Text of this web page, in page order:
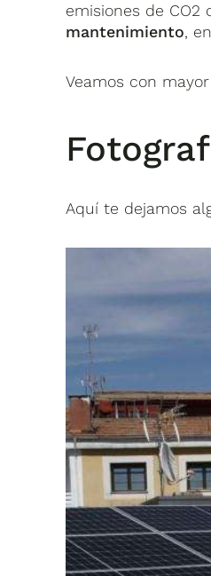
emisiones de
mantenimiento,
Veamos con
Aquí te dejamos